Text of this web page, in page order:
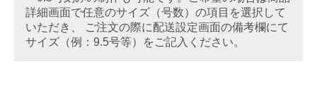
詳細画面で任意のサイズ（号数）の項目を選択して
いただき、 ご注文の際に配送設定画面の備考欄にて
サイズ（例：9.5号等）をご記入ください。